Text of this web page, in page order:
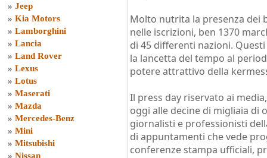
» Jeep
» Kia Motors
» Lamborghini
» Lancia
» Land Rover
» Lexus
» Lotus
» Maserati
» Mazda
» Mercedes-Benz
» Mini
» Mitsubishi
» Nissan
Molto nutrita la presenza dei
nelle iscrizioni, ben 1370
di 45 differenti nazioni.
la lancetta del tempo al
potere attrattivo della
Il press day riservato ai
oggi alle decine di migliaia di
giornalisti e professionisti
di appuntamenti che vede
conferenze stampa ufficiali,